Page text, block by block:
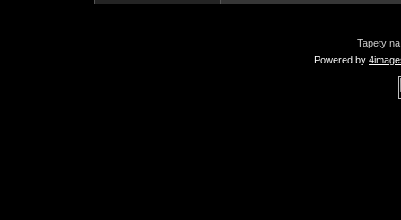
Tapety
Powered by